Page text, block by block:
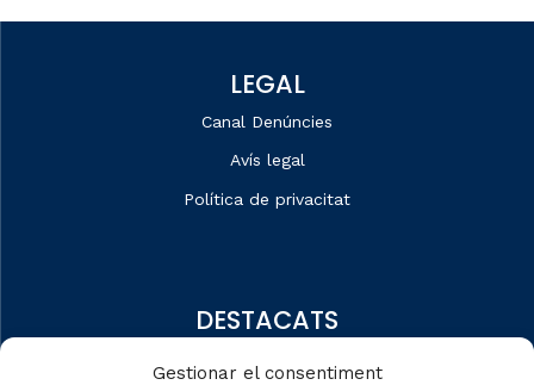
Gestionar el consentiment
LEGAL
Canal Denúncies
Avís legal
Política de privacitat
DESTACATS